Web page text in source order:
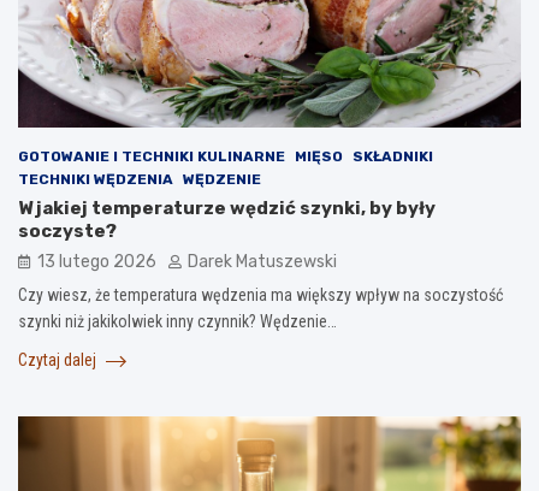
GOTOWANIE I TECHNIKI KULINARNE MIĘSO
SKŁADNIKI
TECHNIKI WĘDZENIA WĘDZENIE
W jakiej temperaturze wędzić szynki, by były
soczyste?
13 lutego 2026 Darek Matuszewski
Czy wiesz, że temperatura wędzenia ma większy wpływ na soczystość
szynki niż jakikolwiek inny czynnik? Wędzenie…
Czytaj dalej